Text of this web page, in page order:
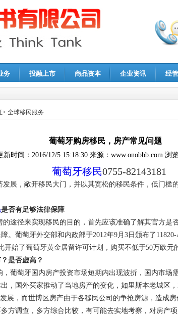
务 投融上市 商品资本 企业资讯 经
> 全球移民服务
葡萄牙购房移民，房产常见问题
新时间： 2016/12/5 15:18:30来源： www.onobbb.com浏
葡萄牙移民0755-82143181
发展，敞开移民大门，并以其宽松的移民条件，低门槛
是否有足够法律保障
径来实现移民的目的，首先应该准确了解其官方是
。葡萄牙外交部和内政部于2012年9月3日颁布了
开始了葡萄牙黄金居留许可计划，购买不低于50万欧元
是否虚高？
萄牙国内房产投资市场短期内出现波折，国内市场需
，国外买家推动了当地房产的变化，如里斯本老城区
展，而世博区房产由于各移民公司的争抢房源，造成房
方调查，多方综合比较，有可能去实地考察，对房产项